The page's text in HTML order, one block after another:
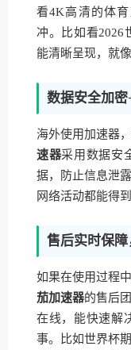
看4K高清的体
冲。比如看2026
能清晰呈现，就
数据安全加
海外使用加速器
速器采用数据安
据，防止信息泄
网络活动都能得
售后实时保
如果在使用过程
茄加速器的售后
在线，能快速解
事。比如世界杯